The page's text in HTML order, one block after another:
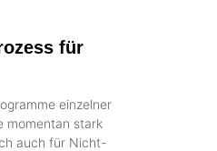
für
einzelner
momentan stark
auch für Nicht-